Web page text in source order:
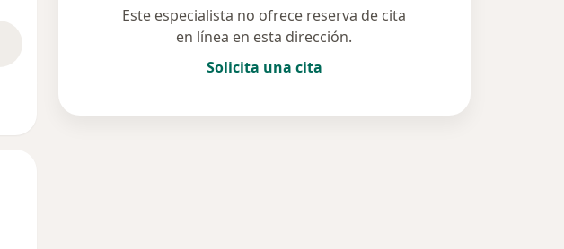
Este especialista no ofrece reserva de cita
en línea en esta dirección.
Solicita una cita